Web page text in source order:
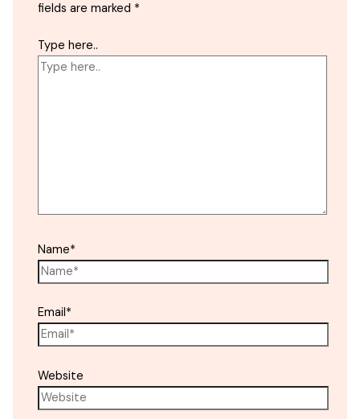
fields are marked *
Type here..
Name*
Email*
Website